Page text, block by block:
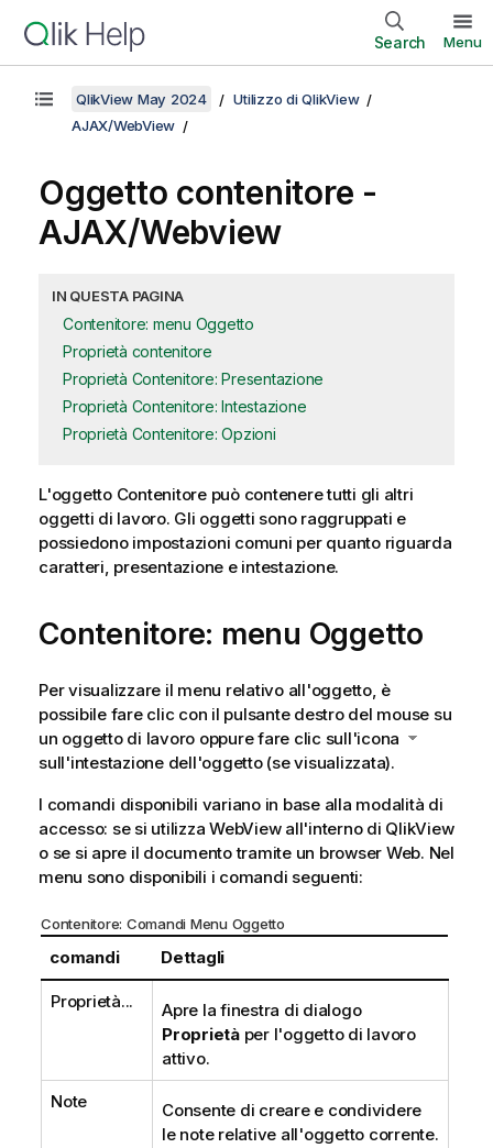
Search Menu
QlikView May 2024
Utilizzo di QlikView
AJAX/WebView
Oggetto contenitore -
AJAX/Webview
IN QUESTA PAGINA
Contenitore: menu Oggetto
Proprietà contenitore
Proprietà Contenitore: Presentazione
Proprietà Contenitore: Intestazione
Proprietà Contenitore: Opzioni
L'oggetto Contenitore può contenere tutti gli altri
oggetti di lavoro. Gli oggetti sono raggruppati e
possiedono impostazioni comuni per quanto riguarda
caratteri, presentazione e intestazione.
Contenitore: menu Oggetto
Per visualizzare il menu relativo all'oggetto, è
possibile fare clic con il pulsante destro del mouse su
un oggetto di lavoro oppure fare clic sull'icona
sull'intestazione dell'oggetto (se visualizzata).
I comandi disponibili variano in base alla modalità di
accesso: se si utilizza WebView all'interno di QlikView
o se si apre il documento tramite un browser Web. Nel
menu sono disponibili i comandi seguenti:
Contenitore: Comandi Menu Oggetto
comandi Dettagli
Proprietà...
Apre la finestra di dialogo
Proprietàper l'oggetto di lavoro
attivo.
Note
Consente di creare e condividere
le note relative all'oggetto corrente.